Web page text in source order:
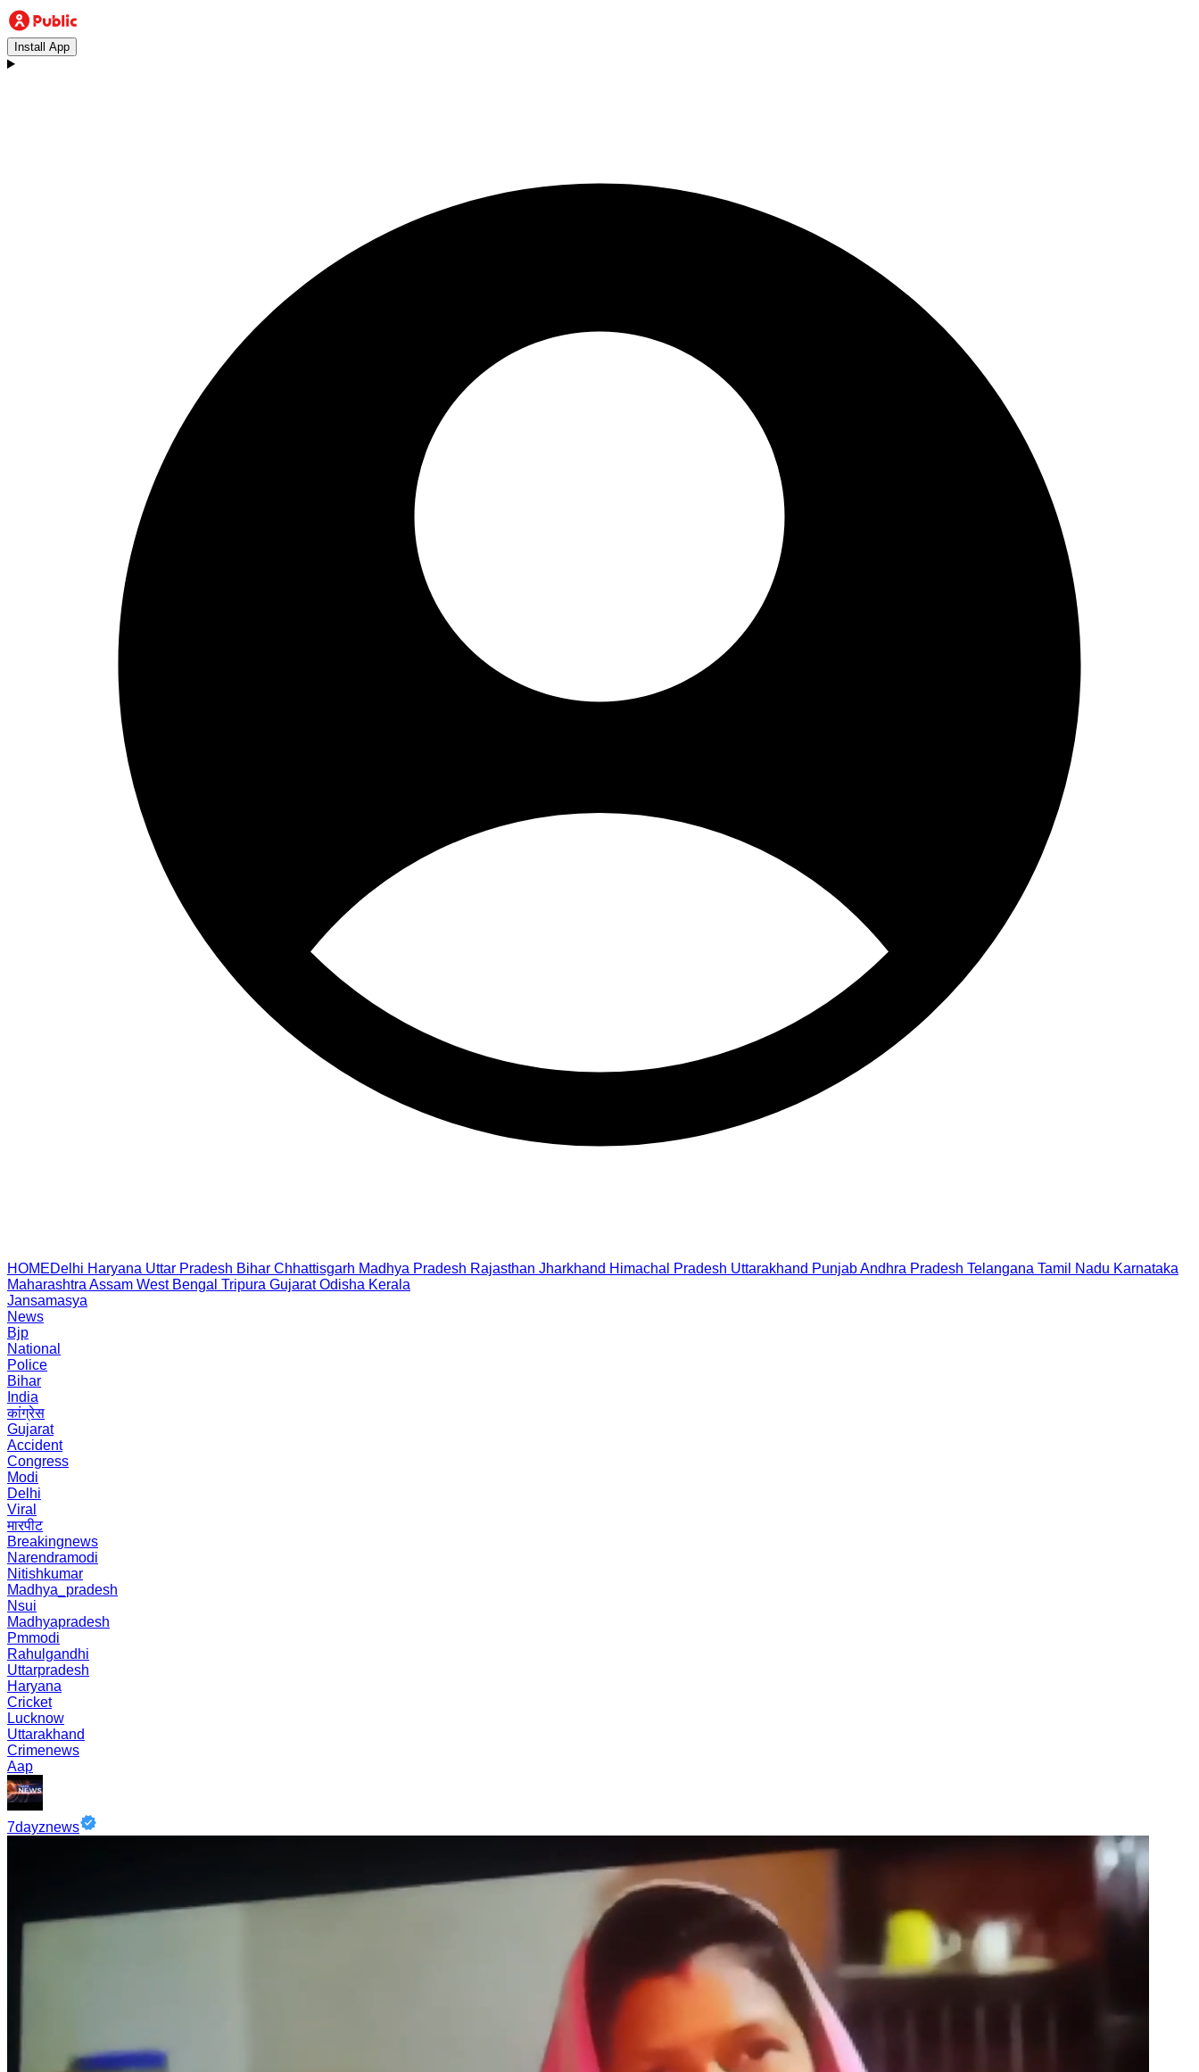
Install App
HOMEDelhi Haryana Uttar Pradesh Bihar Chhattisgarh Madhya Pradesh Rajasthan Jharkhand Himachal Pradesh Uttarakhand PunjabAndhra Pradesh Telangana Tamil Nadu Karnataka
Maharashtra Assam West Bengal Tripura Gujarat Odisha Kerala
Jansamasya
News
Bjp
National
Police
Bihar
India
कांग्रेस
Gujarat
Accident
Congress
Modi
Delhi
Viral
मारपीट
Breakingnews
Narendramodi
Nitishkumar
Madhya_pradesh
Nsui
Madhyapradesh
Pmmodi
Rahulgandhi
Uttarpradesh
Haryana
Cricket
Lucknow
Uttarakhand
Crimenews
Aap
7dayznews